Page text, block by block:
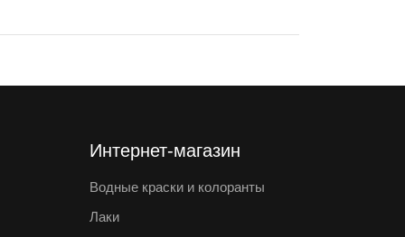
Интернет-магазин
Водные краски и колоранты
Лаки